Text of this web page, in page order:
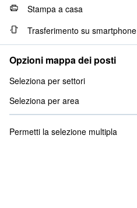
Stampa a casa
Trasferimento su smartphone
Opzioni mappa dei posti
Seleziona per settori
Seleziona per area
Permetti la selezione multipla